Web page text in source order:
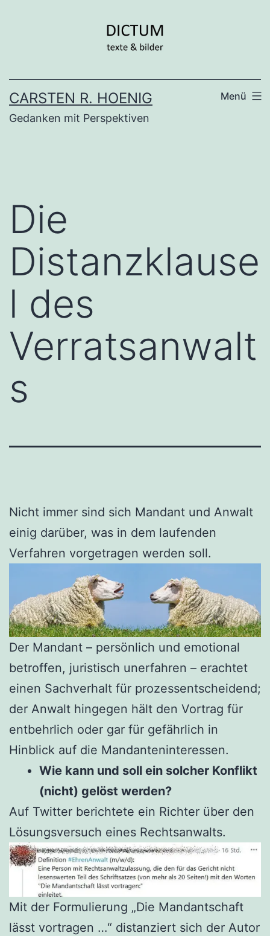
CARSTEN R. HOENIG
Gedanken mit Perspektiven
Menü
Die
Distanzklause
l des
Verratsanwalt
s
Nicht immer sind sich Mandant und Anwalt
einig darüber, was in dem laufenden
Verfahren vorgetragen werden soll.
Der Mandant – persönlich und emotional
betroffen, juristisch unerfahren – erachtet
einen Sachverhalt für prozessentscheidend;
der Anwalt hingegen hält den Vortrag für
entbehrlich oder gar für gefährlich in
Hinblick auf die Mandanteninteressen.
Wie kann und soll ein solcher Konflikt
(nicht) gelöst werden?
Auf Twitter berichtete ein Richter über den
Lösungsversuch eines Rechtsanwalts.
Mit der Formulierung „Die Mandantschaft
lässt vortragen …“ distanziert sich der Autor